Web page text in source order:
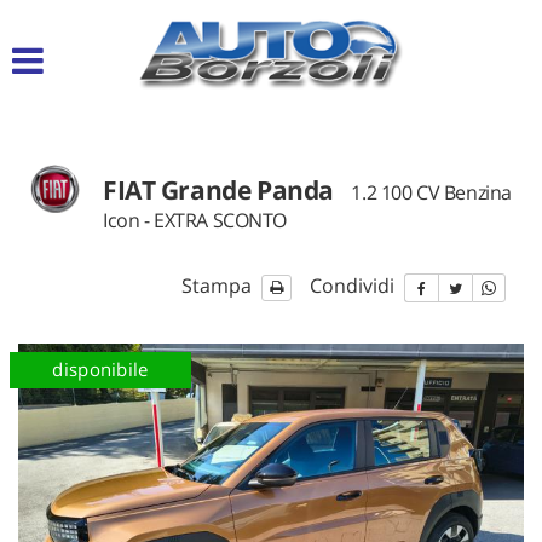
FIAT Grande Panda
1.2 100 CV Benzina
Icon - EXTRA SCONTO
Stampa Condividi
nuova disponibile
Le
tue
Il
seguente
le
tue
preferenze
consenso
alle
tecnologie
di